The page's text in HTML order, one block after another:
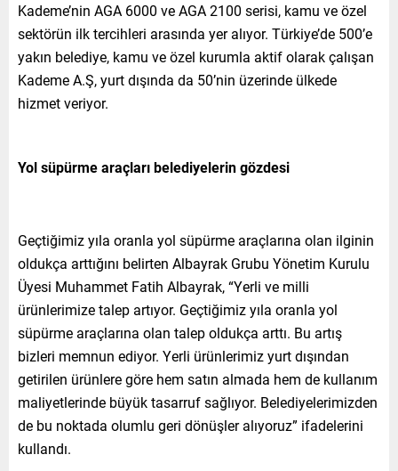
Kademe’nin AGA 6000 ve AGA 2100 serisi, kamu ve özel
sektörün ilk tercihleri arasında yer alıyor. Türkiye’de 500’e
yakın belediye, kamu ve özel kurumla aktif olarak çalışan
Kademe A.Ş, yurt dışında da 50’nin üzerinde ülkede
hizmet veriyor.
Yol süpürme araçları belediyelerin gözdesi
Geçtiğimiz yıla oranla yol süpürme araçlarına olan ilginin
oldukça arttığını belirten Albayrak Grubu Yönetim Kurulu
Üyesi Muhammet Fatih Albayrak, “Yerli ve milli
ürünlerimize talep artıyor. Geçtiğimiz yıla oranla yol
süpürme araçlarına olan talep oldukça arttı. Bu artış
bizleri memnun ediyor. Yerli ürünlerimiz yurt dışından
getirilen ürünlere göre hem satın almada hem de kullanım
maliyetlerinde büyük tasarruf sağlıyor. Belediyelerimizden
de bu noktada olumlu geri dönüşler alıyoruz” ifadelerini
kullandı.